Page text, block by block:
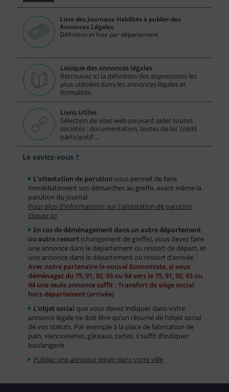
Liste des Journaux Habilités à publier des
Annonces Légales.
Définition et liste par département
Lexique des annonces légales
Retrouvez ici la définition des expressions les
plus utilisées dans les annonces légales et
formalités.
Liens Utiles
Sélection de sites web pouvant aider toutes
sociétés : documentation, textes de loi, crédit
participatif ...
Le saviez-vous ?
L'attestation de parution vous permet de faire
immédiatement vos démarches au greffe, avant même la
parution du journal.
Pour plus d'informations, sur l'attestation de parution
cliquez ici
En cas de déménagement dans un autre département
ou autre ressort(changement de greffe), vous devez faire
une annonce dans le département ou ressort de départ, et
une annonce dans le département ou ressort d’arrivée.
Avec notre partenaire le nouvel Economiste, si vous
déménagez du 75, 91, 92, 93 ou 94 vers le 75, 91, 92, 93 ou
94 une seule annonce suffit : Transfert de siège social
hors département (arrivée)
L’objet social que vous devez indiquer dans votre
annonce légale ne doit être qu’un résumé de l’objet social
de vos statuts. Par exemple à la place de fabrication de
pain, viennoiseries, gâteaux, tartes, il suffit d’indiquer
boulangerie
Publiez une annonce légale dans votre ville